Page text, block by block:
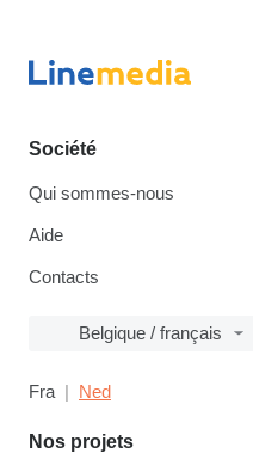
Société
Qui sommes-nous
Aide
Contacts
Belgique / français
Fra Ned
Nos projets